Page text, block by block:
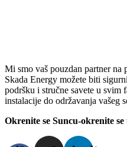
Mi smo vaš pouzdan partner na
Skada Energy možete biti
podršku i stručne savete u svim
instalacije do održavanja vašeg
Okrenite se Suncu-okrenite se